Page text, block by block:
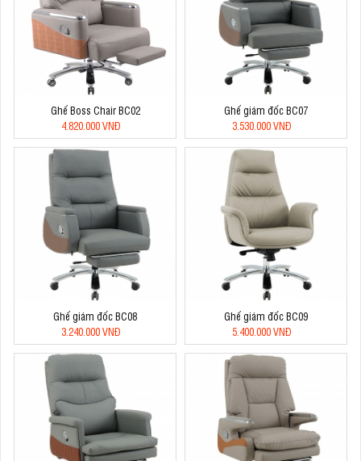
Ghế Boss Chair BC02
4.820.000 VNĐ
Ghế giám đốc BC07
3.530.000 VNĐ
Ghế giám đốc BC08
3.240.000 VNĐ
Ghế giám đốc BC09
5.400.000 VNĐ